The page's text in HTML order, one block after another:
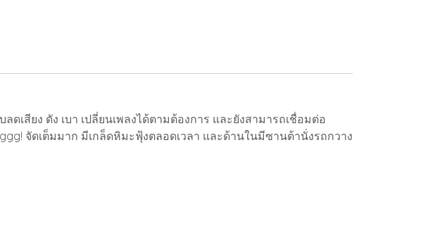
เสียง ดัง เบา เปลี่ยนเพลงได้ตามต้องการ และยังสามารถเชื่อมต่อ
จัดเต็มมาก มีเกล็ดหิมะฟุ้งตลอดเวลา และด้านในมีซานต้านั่งรถกวาง